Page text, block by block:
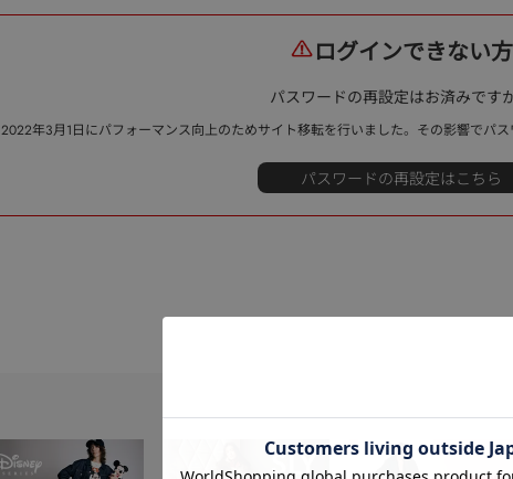
ログインできない方
パスワードの再設定はお済みです
2022年3月1日にパフォーマンス向上のためサイト移転を行いました。その影響でパ